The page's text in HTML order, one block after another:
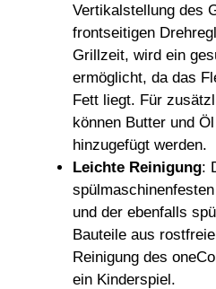
Vertikalstellung des
frontseitigen
Grillzeit, wird ein
ermöglicht, da das
Fett liegt. Für
können Butter und
hinzugefügt werden.
Leichte Reinigung:
und der ebenfalls
Bauteile aus
Reinigung des
ein Kinderspiel.